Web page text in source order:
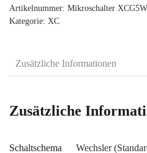
Artikelnummer: Mikroschalter
Kategorie: XC
Zusätzliche Informationen
Zusätzliche
Schaltschema Wechsler